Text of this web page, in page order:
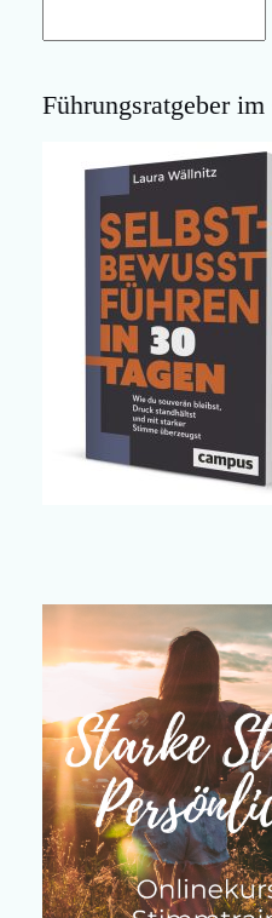
Führungsratgeber